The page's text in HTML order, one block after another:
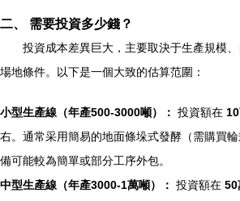
二、 需要投資多少錢？
投資成本差異巨大，主要取決于生產規模
場地條件。以下是一個大致的估算范圍：
小型生產線（年產500-3000噸）： 投資額在
右。通常采用簡易的地面條垛式發酵（需購買
備可能較為簡單或部分工序外包。
中型生產線（年產3000-1萬噸）： 投資額在 50